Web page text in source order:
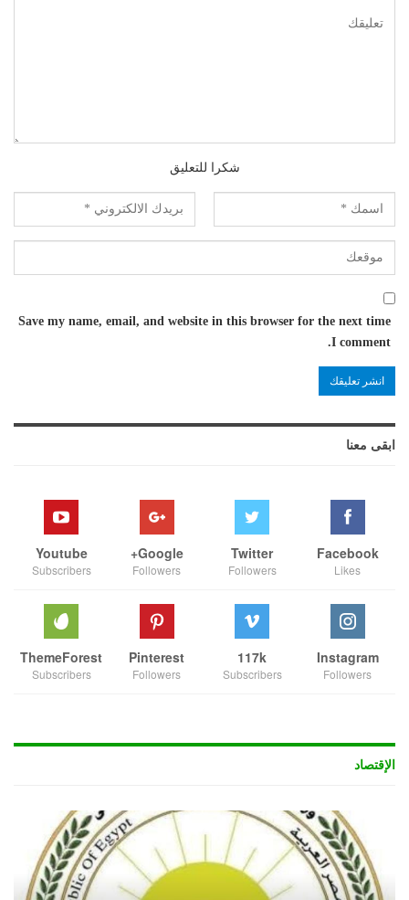
شكرا للتعليق
Save my name, email, and website in this browser for the next time
I comment.
ابقى معنا
Facebook
Likes
Twitter
Followers
Google+
Followers
Youtube
Subscribers
Instagram
Followers
117k
Subscribers
Pinterest
Followers
ThemeForest
Subscribers
الإقتصاد